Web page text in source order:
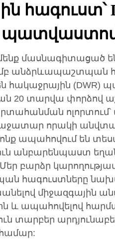
հագուստ՝
մենք մասնագիտացած
անձրևապաշտպան
հակաջրային (DWR)
20 տարվա փորձով
որակի
ապահովում են
անբարենպաստ
բարձր
հագուստները
միջազգային
և ապահովելով
տարբեր